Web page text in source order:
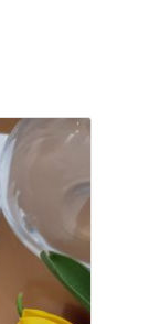
można
wybrać
stronie
produktu